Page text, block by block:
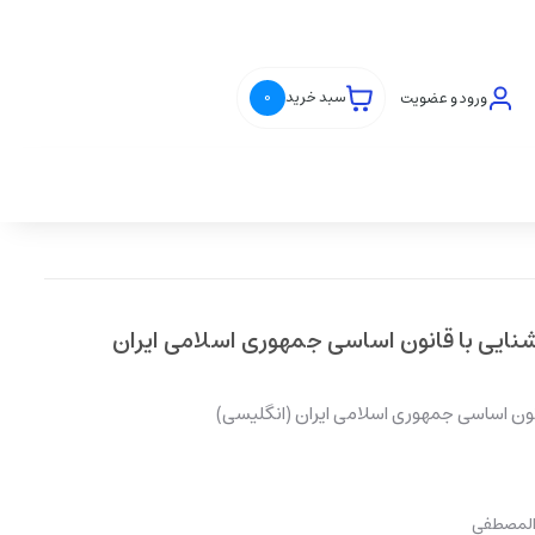
ورود و عضویت سبد خرید 0
با قانون اساسی جمهوری اسلامی ایران
اساسی جمهوری اسلامی ایران (انگلیسی)
المصطفی